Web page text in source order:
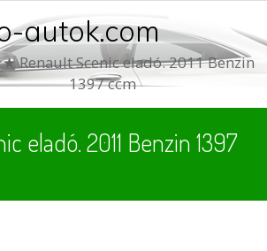
autok.com
Scenic eladó. 2011 Benzin
1397 ccm
eladó. 2011 Benzin 1397